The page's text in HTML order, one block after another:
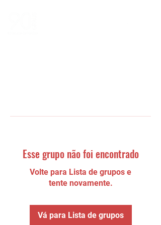
Esse grupo não foi encontrado
Volte para Lista de grupos e
tente novamente.
Vá para Lista de grupos